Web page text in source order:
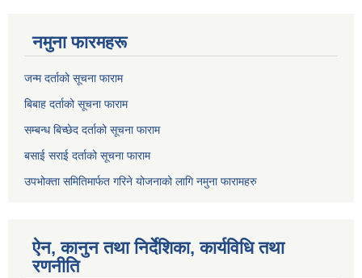
नमुना फारमहरू
जन्म दर्ताको सूचना फाराम
बिबाह दर्ताको सूचना फाराम
सम्बन्ध बिच्छेद दर्ताको सूचना फाराम
बसाई सराई दर्ताको सूचना फाराम
उपभोक्ता समितिमार्फत गरिने योजनाको लागि नमुना फारामहरु
ऐन, कानुन तथा निर्देशिका, कार्यविधि तथा
रणनीति